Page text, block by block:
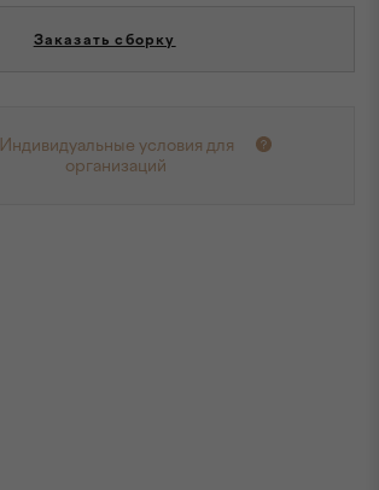
Заказать сборку
Индивидуальные условия для
организаций